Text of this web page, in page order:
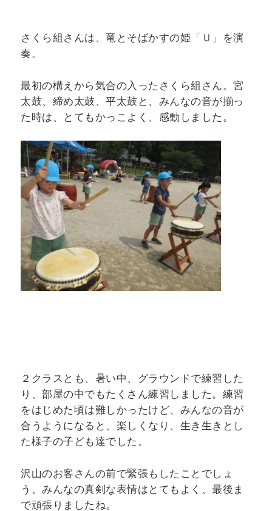
さくら組さんは、竜とそばかすの姫「Ｕ」を演
奏。
最初の構えから気合の入ったさくら組さん。宮
太鼓、締め太鼓、平太鼓と、みんなの音が揃っ
た時は、とてもかっこよく、感動しました。
２クラスとも、暑い中、グラウンドで練習した
り、部屋の中でもたくさん練習しました。練習
をはじめた頃は難しかったけど、みんなの音が
合うようになると、楽しくなり、生き生きとし
た様子の子ども達でした。
沢山のお客さんの前で緊張もしたことでしょ
う。みんなの真剣な表情はとてもよく、最後ま
で頑張りましたね。